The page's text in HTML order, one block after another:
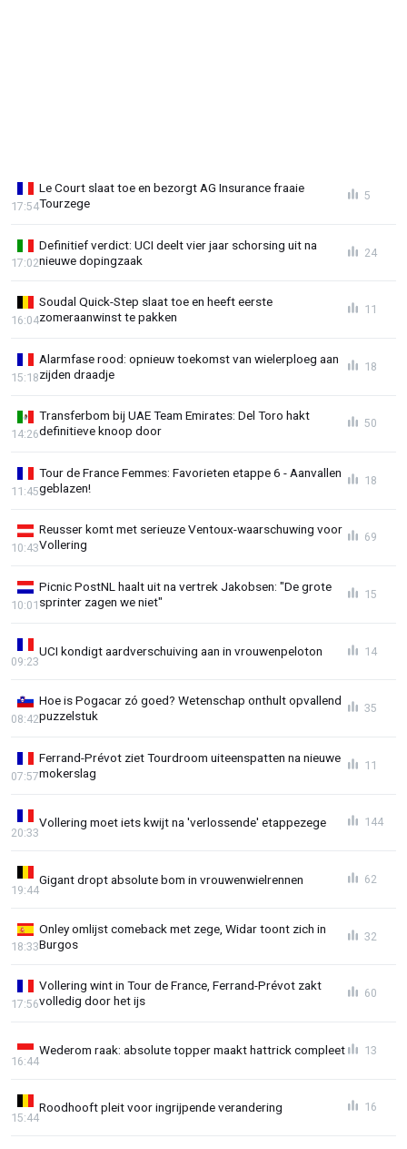
Le Court slaat toe en bezorgt AG Insurance fraaie
Tourzege
17:54
5
Definitief verdict: UCI deelt vier jaar schorsing uit na
nieuwe dopingzaak
17:02
24
Soudal Quick-Step slaat toe en heeft eerste
zomeraanwinst te pakken
16:04
11
Alarmfase rood: opnieuw toekomst van wielerploeg aan
zijden draadje
15:18
18
Transferbom bij UAE Team Emirates: Del Toro hakt
definitieve knoop door
14:26
50
Tour de France Femmes: Favorieten etappe 6 - Aanvallen
geblazen!
11:45
18
Reusser komt met serieuze Ventoux-waarschuwing voor
Vollering
10:43
69
Picnic PostNL haalt uit na vertrek Jakobsen: "De grote
sprinter zagen we niet"
10:01
15
UCI kondigt aardverschuiving aan in vrouwenpeloton
09:23
14
Hoe is Pogacar zó goed? Wetenschap onthult opvallend
puzzelstuk
08:42
35
Ferrand-Prévot ziet Tourdroom uiteenspatten na nieuwe
mokerslag
07:57
11
Vollering moet iets kwijt na 'verlossende' etappezege
20:33
144
Gigant dropt absolute bom in vrouwenwielrennen
19:44
62
Onley omlijst comeback met zege, Widar toont zich in
Burgos
18:33
32
Vollering wint in Tour de France, Ferrand-Prévot zakt
volledig door het ijs
17:56
60
Wederom raak: absolute topper maakt hattrick compleet
16:44
13
Roodhooft pleit voor ingrijpende verandering
15:44
16